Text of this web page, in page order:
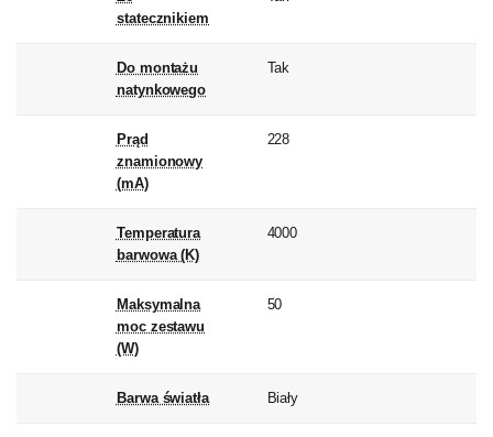
statecznikiem
Do montażu
natynkowego
Tak
Prąd
znamionowy
(mA)
228
Temperatura
barwowa (K)
4000
Maksymalna
moc zestawu
(W)
50
Barwa światła Biały